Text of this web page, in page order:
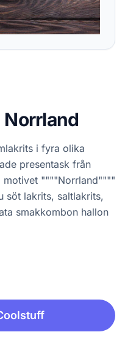
i fyra olika
presentask från
motivet """"Norrland""""
söt lakrits, saltlakrits,
smakkombon hallon